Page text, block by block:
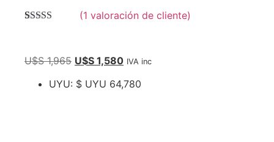
valoración de
un cliente
(1 valoración de cliente)
U$S1,965 U$S 1,580 IVA inc
UYU: $ UYU 64,780